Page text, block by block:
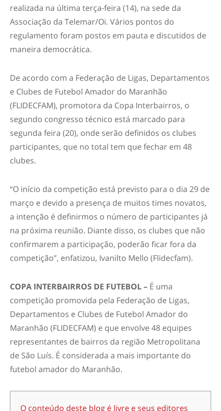
realizada na última terça-feira (14), na sede da
Associação da Telemar/Oi. Vários pontos do
regulamento foram postos em pauta e discutidos de
maneira democrática.
De acordo com a Federação de Ligas, Departamentos
e Clubes de Futebol Amador do Maranhão
(FLIDECFAM), promotora da Copa Interbairros, o
segundo congresso técnico está marcado para
segunda feira (20), onde serão definidos os clubes
participantes, que no total tem que fechar em 48
clubes.
“O início da competição está previsto para o dia 29 de
março e devido a presença de muitos times novatos,
a intenção é definirmos o número de participantes já
na próxima reunião. Diante disso, os clubes que não
confirmarem a participação, poderão ficar fora da
competição”, enfatizou, Ivanilto Mello (Flidecfam).
COPA INTERBAIRROS DE FUTEBOL – É uma
competição promovida pela Federação de Ligas,
Departamentos e Clubes de Futebol Amador do
Maranhão (FLIDECFAM) e que envolve 48 equipes
representantes de bairros da região Metropolitana
de São Luís. É considerada a mais importante do
futebol amador do Maranhão.
O conteúdo deste blog é livre e seus editores